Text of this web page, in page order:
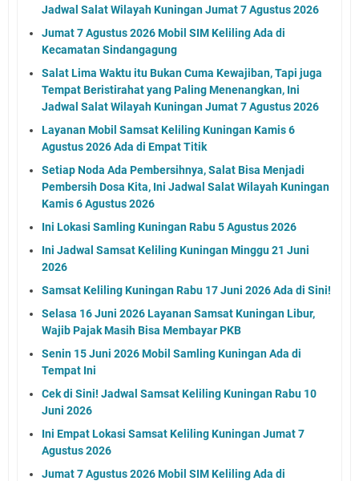
Jadwal Salat Wilayah Kuningan Jumat 7 Agustus 2026
Jumat 7 Agustus 2026 Mobil SIM Keliling Ada di
Kecamatan Sindangagung
Salat Lima Waktu itu Bukan Cuma Kewajiban, Tapi juga
Tempat Beristirahat yang Paling Menenangkan, Ini
Jadwal Salat Wilayah Kuningan Jumat 7 Agustus 2026
Layanan Mobil Samsat Keliling Kuningan Kamis 6
Agustus 2026 Ada di Empat Titik
Setiap Noda Ada Pembersihnya, Salat Bisa Menjadi
Pembersih Dosa Kita, Ini Jadwal Salat Wilayah Kuningan
Kamis 6 Agustus 2026
Ini Lokasi Samling Kuningan Rabu 5 Agustus 2026
Ini Jadwal Samsat Keliling Kuningan Minggu 21 Juni
2026
Samsat Keliling Kuningan Rabu 17 Juni 2026 Ada di Sini!
Selasa 16 Juni 2026 Layanan Samsat Kuningan Libur,
Wajib Pajak Masih Bisa Membayar PKB
Senin 15 Juni 2026 Mobil Samling Kuningan Ada di
Tempat Ini
Cek di Sini! Jadwal Samsat Keliling Kuningan Rabu 10
Juni 2026
Ini Empat Lokasi Samsat Keliling Kuningan Jumat 7
Agustus 2026
Jumat 7 Agustus 2026 Mobil SIM Keliling Ada di